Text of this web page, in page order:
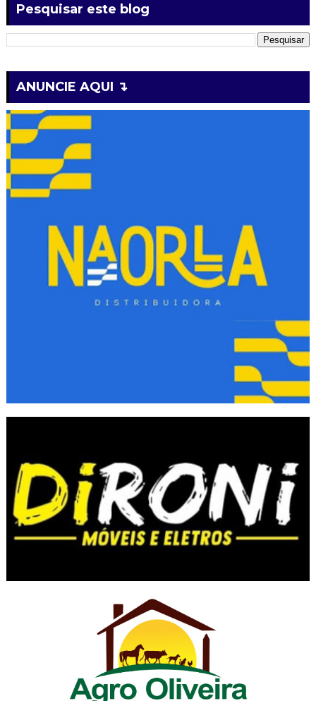
Pesquisar este blog
ANUNCIE AQUI ↴